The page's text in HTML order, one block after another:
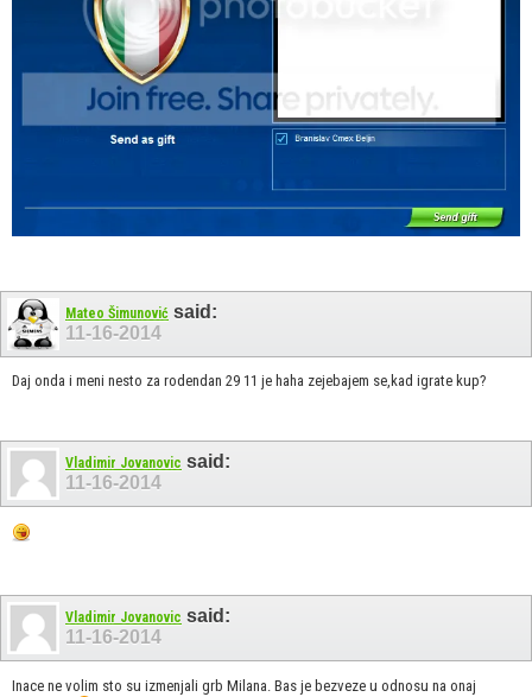
Mateo Šimunović said:
11-16-2014
Daj onda i meni nesto za rodendan 29 11 je haha zejebajem se,kad igrate kup?
Vladimir Jovanovic said:
11-16-2014
Vladimir Jovanovic said:
11-16-2014
Inace ne volim sto su izmenjali grb Milana. Bas je bezveze u odnosu na onaj